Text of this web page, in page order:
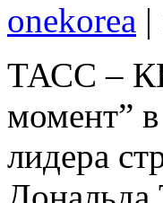
onekorea |
ТАСС –
момент”
лидера